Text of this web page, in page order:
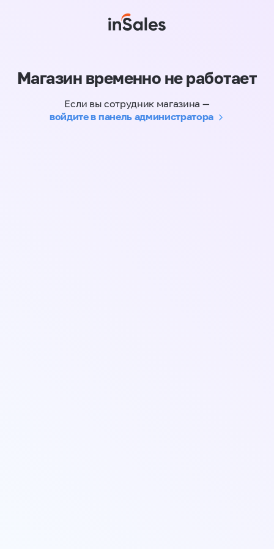
Магазин временно не работает
Если вы сотрудник магазина —
войдите в панель администратора